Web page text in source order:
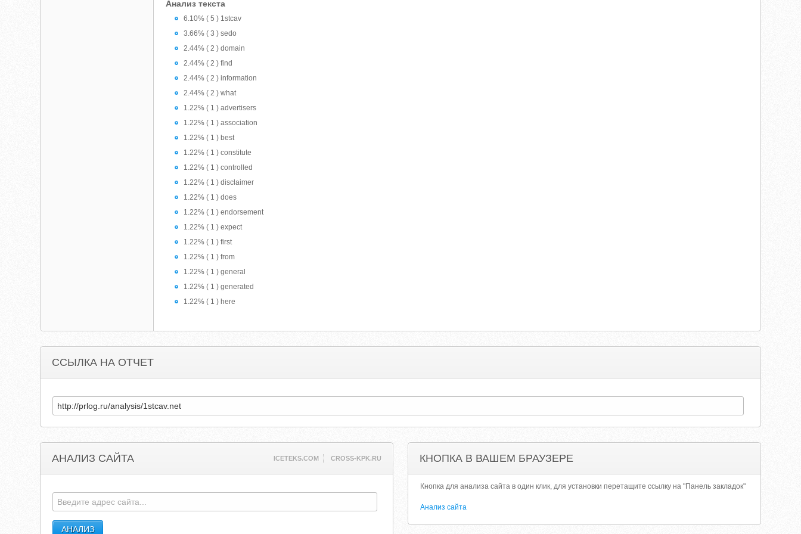
Анализ текста
6.10% ( 5 ) 1stcav
3.66% ( 3 ) sedo
2.44% ( 2 ) domain
2.44% ( 2 ) find
2.44% ( 2 ) information
2.44% ( 2 ) what
1.22% ( 1 ) advertisers
1.22% ( 1 ) association
1.22% ( 1 ) best
1.22% ( 1 ) constitute
1.22% ( 1 ) controlled
1.22% ( 1 ) disclaimer
1.22% ( 1 ) does
1.22% ( 1 ) endorsement
1.22% ( 1 ) expect
1.22% ( 1 ) first
1.22% ( 1 ) from
1.22% ( 1 ) general
1.22% ( 1 ) generated
1.22% ( 1 ) here
ССЫЛКА НА ОТЧЕТ
АНАЛИЗ САЙТА ICETEKS.COM CROSS-KPK.RU КНОПКА В ВАШЕМ БРАУЗЕРЕ
Кнопка для анализа сайта в один клик, для установки перетащите ссылку на "Панель закладок"
Анализ сайта